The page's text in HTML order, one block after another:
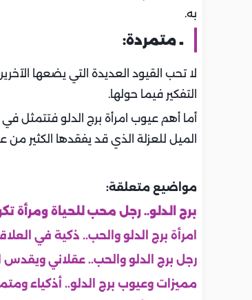
به.
ـ متمردة:
لا تحب القيود العديدة التي يضعها
التفكير فيما حولها.
أما أهم عيوب امرأة برج الدلو فتتمثل
الميل للعزلة الذي قد يفقدها الكثير
مواضيع متعلقة:
برج الدلو.. رجل محب للحياة ومرأة
امرأة برج الدلو والحب.. ذكية في
رجل برج الدلو والحب.. عقلاني ويقدس
مميزات وعيوب برج الدلو.. أذكياء